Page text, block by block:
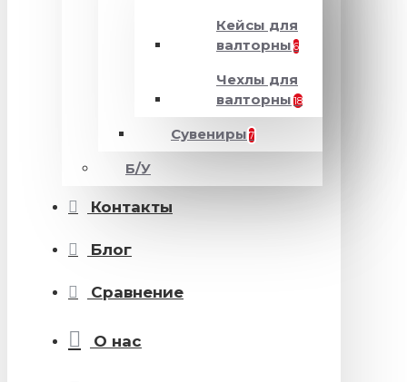
Кейсы для
валторны 6
Чехлы для
валторны 18
Сувениры 7
Б/У
Контакты
Блог
Сравнение
О нас